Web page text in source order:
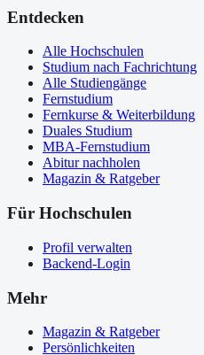
Entdecken
Alle Hochschulen
Studium nach Fachrichtung
Alle Studiengänge
Fernstudium
Fernkurse & Weiterbildung
Duales Studium
MBA-Fernstudium
Abitur nachholen
Magazin & Ratgeber
Für Hochschulen
Profil verwalten
Backend-Login
Mehr
Magazin & Ratgeber
Persönlichkeiten